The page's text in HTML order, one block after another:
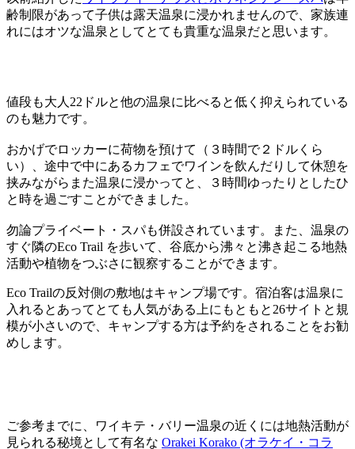
齢制限があって子供は露天温泉に浸かれませんので、家族連
れにはオツな温泉としてとても貴重な温泉だと思います。
値段も大人22ドルと他の温泉に比べると低く抑えられている
のも魅力です。
おかげでロッカーに荷物を預けて（３時間で２ドルくら
い）、途中で中にあるカフェでワインを飲んだりして休憩を
挟みながらまた温泉に浸かってと、３時間ゆったりとしたひ
と時を過ごすことができました。
勿論プライベート・スパも併設されています。また、温泉の
すぐ隣のEco Trail を歩いて、谷底から沸々と沸き起こる地熱
活動や植物をつぶさに観察することができます。
Eco Trailの反対側の敷地はキャンプ場です。宿泊客は温泉に
入れるとあってとても人気がある上にもともと26サイトと規
模が小さいので、キャンプする方は予約をされることをお勧
めします。
ご参考までに、ワイキテ・バリー温泉の近くには地熱活動が
見られる秘境として有名な Orakei Korako (オラケイ・コラ